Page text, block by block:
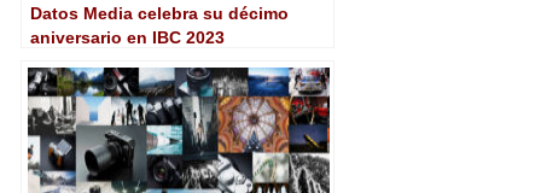
Datos Media celebra su décimo
aniversario en IBC 2023